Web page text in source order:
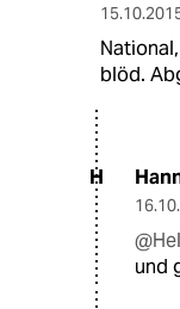
blöd.
H
und